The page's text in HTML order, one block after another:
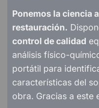
Ponemos la ciencia
restauración.
control de calidad
análisis físico-
portátil para
características del
obra. Gracias a este